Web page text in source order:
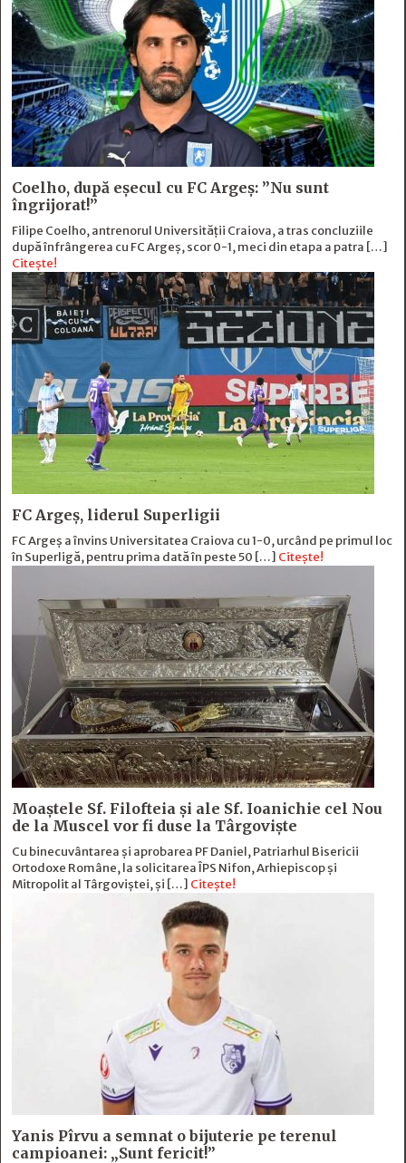
Coelho, după eșecul cu FC Argeș: ”Nu sunt
îngrijorat!”
Filipe Coelho, antrenorul Universității Craiova, a tras concluziile
după înfrângerea cu FC Argeș, scor 0-1, meci din etapa a patra […]
Citește!
FC Argeș, liderul Superligii
FC Argeș a învins Universitatea Craiova cu 1-0, urcând pe primul loc
în Superligă, pentru prima dată în peste 50 […] Citește!
Moaștele Sf. Filofteia și ale Sf. Ioanichie cel Nou
de la Muscel vor fi duse la Târgoviște
Cu binecuvântarea și aprobarea PF Daniel, Patriarhul Bisericii
Ortodoxe Române, la solicitarea ÎPS Nifon, Arhiepiscop și
Mitropolit al Târgoviștei, și […] Citește!
Yanis Pîrvu a semnat o bijuterie pe terenul
campioanei: „Sunt fericit!”